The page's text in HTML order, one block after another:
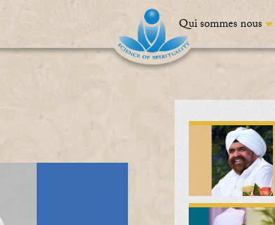
Qui sommes nous